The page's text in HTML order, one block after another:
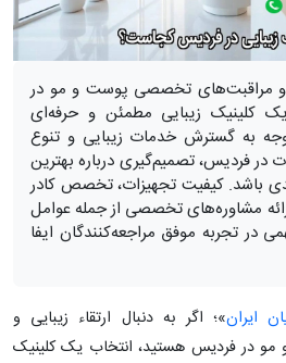
و مراقبت‌های تخصصی پوست و مو در
کلینیک زیبایی مطمئن و حرفه‌ای
به گسترش خدمات زیبایی و تنوع
در فردیس، تصمیم‌گیری درباره بهترین
باشد. کیفیت تجهیزات، تخصص کادر
مشاوره‌های تخصصی از جمله عوامل
تجربه موفق مراجعه‌کنندگان ایفا
ایران»؛ اگر به دنبال ارتقاء زیبایی و
در فردیس هستید، انتخاب یک کلینیک